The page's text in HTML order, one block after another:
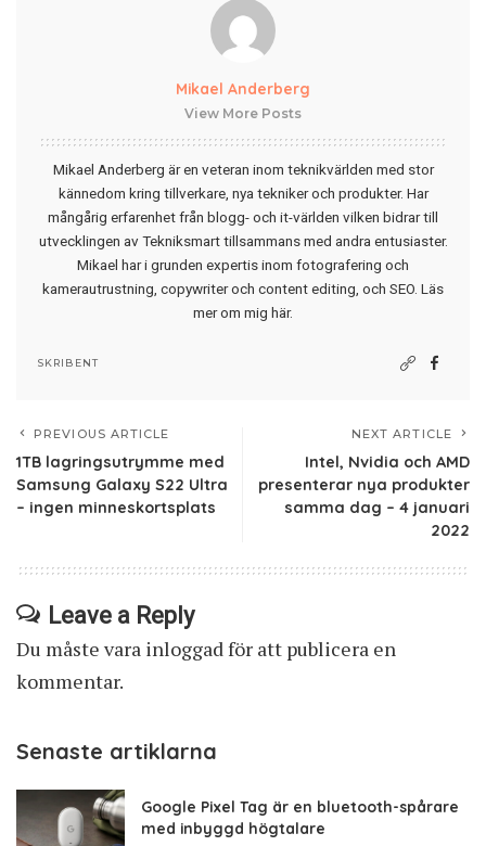
Mikael Anderberg
View More Posts
Mikael Anderberg är en veteran inom teknikvärlden med stor
kännedom kring tillverkare, nya tekniker och produkter. Har
mångårig erfarenhet från blogg- och it-världen vilken bidrar till
utvecklingen av Tekniksmart tillsammans med andra entusiaster.
Mikael har i grunden expertis inom fotografering och
kamerautrustning, copywriter och content editing, och SEO. Läs
mer om mig här.
SKRIBENT
PREVIOUS ARTICLE
1TB lagringsutrymme med
Samsung Galaxy S22 Ultra
– ingen minneskortsplats
NEXT ARTICLE
Intel, Nvidia och AMD
presenterar nya produkter
samma dag – 4 januari
2022
Leave a Reply
Du måste vara inloggadför att publicera en
kommentar.
Senaste artiklarna
Google Pixel Tag är en bluetooth-spårare
med inbyggd högtalare